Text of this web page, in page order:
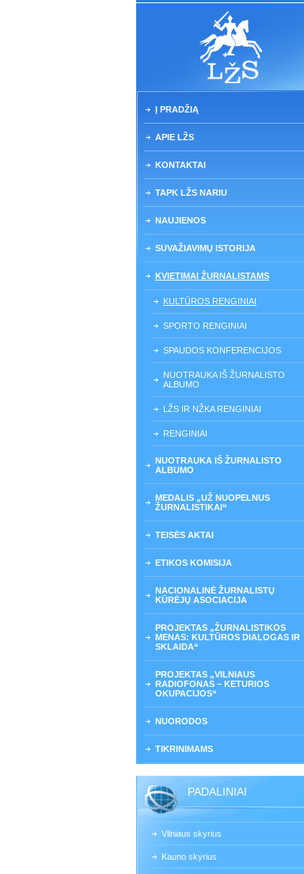
Į PRADŽIĄ
APIE LŽS
KONTAKTAI
TAPK LŽS NARIU
NAUJIENOS
SUVAŽIAVIMŲ ISTORIJA
KVIETIMAI ŽURNALISTAMS
KULTŪROS RENGINIAI
SPORTO RENGINIAI
SPAUDOS KONFERENCIJOS
NUOTRAUKA IŠ ŽURNALISTO
ALBUMO
LŽS IR NŽKA RENGINIAI
RENGINIAI
NUOTRAUKA IŠ ŽURNALISTO
ALBUMO
MEDALIS „UŽ NUOPELNUS
ŽURNALISTIKAI“
TEISĖS AKTAI
ETIKOS KOMISIJA
NACIONALINĖ ŽURNALISTŲ
KŪRĖJŲ ASOCIACIJA
PROJEKTAS „ŽURNALISTIKOS
MENAS: KULTŪROS DIALOGAS IR
SKLAIDA“
PROJEKTAS „VILNIAUS
RADIOFONAS – KETURIOS
OKUPACIJOS“
NUORODOS
TIKRINIMAMS
PADALINIAI
Vilniaus skyrius
Kauno skyrius